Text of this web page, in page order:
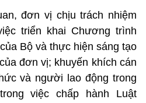
đơn vị chịu trách nhiệm
triển khai Chương trình
Bộ và thực hiện sáng tạo
đơn vị; khuyến khích cán
và người lao động trong
việc chấp hành Luật